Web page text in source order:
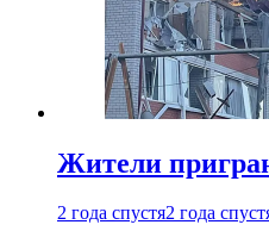
Жители
2 года спустя2 года